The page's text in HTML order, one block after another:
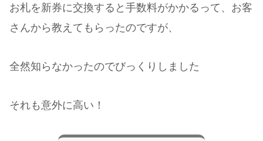
お札を新券に交換すると手数料がかかるって、お客
さんから教えてもらったのですが、
全然知らなかったのでびっくりしました
それも意外に高い！